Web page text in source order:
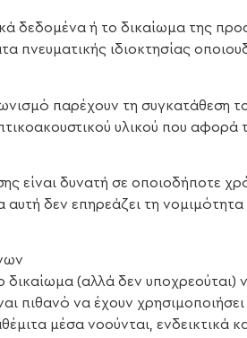
δεδομένα ή το δικαίωμα της
πνευματικής ιδιοκτησίας
παρέχουν τη συγκατάθεση
υλικού που
είναι δυνατή σε οποιοδήποτε
δεν επηρεάζει τη
δικαίωμα (αλλά δεν
πιθανό να έχουν
μέσα νοούνται, ενδεικτικά